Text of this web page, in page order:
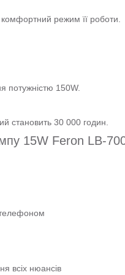
режим її роботи.
150W.
становить 30 000 годин.
15W Feron LB-
всіх нюансів